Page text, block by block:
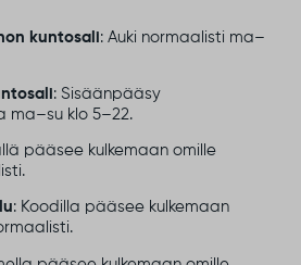
kuntosali: Auki normaalisti ma–
: Sisäänpääsy
ma–su klo 5–22.
pääsee kulkemaan omille
: Koodilla pääsee kulkemaan